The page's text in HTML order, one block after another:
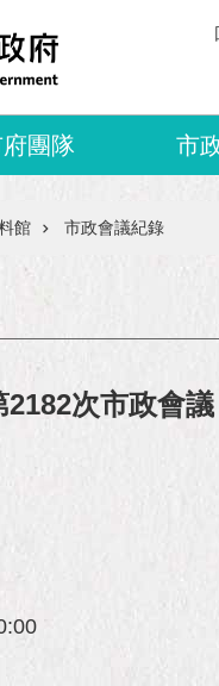
團隊 市
館 市政會議紀錄
次市政會議